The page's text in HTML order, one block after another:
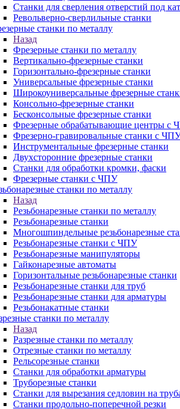
Станки для сверления отверстий под
Револьверно-сверлильные станки
станки по металлу
Назад
Фрезерные станки по металлу
Вертикально-фрезерные станки
Горизонтально-фрезерные станки
Универсальные фрезерные станки
Широкоуниверсальные фрезерные
Консольно-фрезерные станки
Бесконсольные фрезерные станки
Фрезерные обрабатывающие центры с
Фрезерно-гравировальные станки с
Инструментальные фрезерные станки
Двухсторонние фрезерные станки
Станки для обработки кромки, фаски
Фрезерные станки с ЧПУ
станки по металлу
Назад
Резьбонарезные станки по металлу
Резьбонарезные станки
Многошпиндельные резьбонарезные
Резьбонарезные станки с ЧПУ
Резьбонарезные манипуляторы
Гайконарезные автоматы
Горизонтальные резьбонарезные станки
Резьбонарезные станки для труб
Резьбонарезные станки для арматуры
Резьбонакатные станки
станки по металлу
Назад
Разрезные станки по металлу
Отрезные станки по металлу
Рельсорезные станки
Станки для обработки арматуры
Труборезные станки
Станки для вырезания седловин на
Станки продольно-поперечной резки